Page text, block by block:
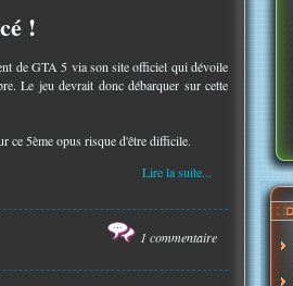
!
de GTA 5 via son site officiel qui dévoile
Le jeu devrait donc débarquer sur cette
ce 5ème opus risque d'être difficile.
Lire la suite...
1 commentaire